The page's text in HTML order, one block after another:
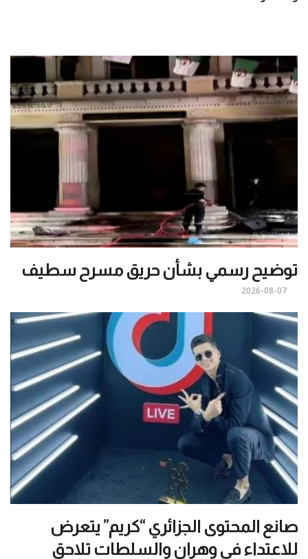
توضيح رسمي بشأن حريق مسرح سطيف
2026-08-07
صانع المحتوى الجزائري “كريم” يتعرض
للاعتداء في وهران والسلطات تلاحق